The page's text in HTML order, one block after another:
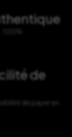
de
de payer en